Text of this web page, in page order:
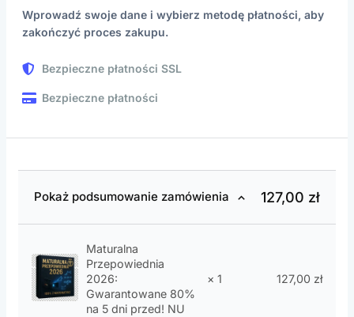
Wprowadź swoje dane i wybierz metodę płatności, aby
zakończyć proces zakupu.
Bezpieczne płatności SSL
Bezpieczne płatności
Pokaż podsumowanie zamówienia 127,00 zł
Maturalna
Przepowiednia
2026:
Gwarantowane 80%
na 5 dni przed! NU
× 1 127,00 zł